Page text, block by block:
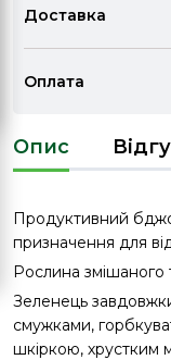
Доставка
Оплата
Опис
Продуктивний
призначення для
Рослина змішаного
Зеленець
смужками,
шкіркою, хрустким